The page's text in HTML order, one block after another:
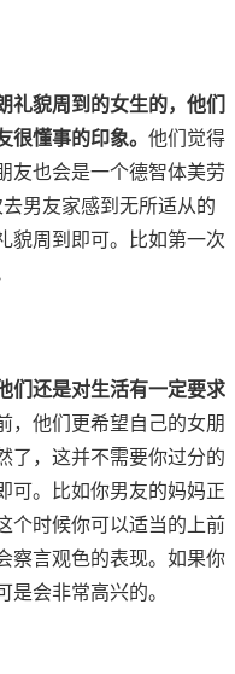
礼貌周到的女生的，他们
懂事的印象。 他们觉得
友也会是一个德智体美劳
男友家感到无所适从的
貌周到即可。比如第一次
们还是对生活有一定要求
，他们更希望自己的女朋
了，这并不需要你过分的
可。比如你男友的妈妈正
个时候你可以适当的上前
察言观色的表现。如果你
是会非常高兴的。